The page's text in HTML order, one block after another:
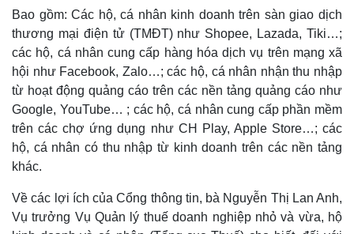
Doanh nghiệp
Công nghệ
Bao gồm: Các hộ, cá nhân kinh doanh trên sàn giao dịch
thương mại điện tử (TMĐT) như Shopee, Lazada, Tiki…;
các hộ, cá nhân cung cấp hàng hóa dịch vụ trên mạng xã
hội như Facebook, Zalo…; các hộ, cá nhân nhận thu nhập
từ hoạt động quảng cáo trên các nền tảng quảng cáo như
Google, YouTube… ; các hộ, cá nhân cung cấp phần mềm
trên các chợ ứng dụng như CH Play, Apple Store…; các
hộ, cá nhân có thu nhập từ kinh doanh trên các nền tảng
khác.
Về các lợi ích của Cổng thông tin, bà Nguyễn Thị Lan Anh,
Vụ trưởng Vụ Quản lý thuế doanh nghiệp nhỏ và vừa, hộ